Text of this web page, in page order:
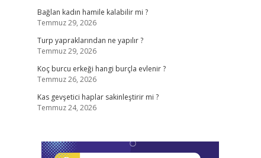
Bağlan kadın hamile kalabilir mi ?
Temmuz 29, 2026
Turp yapraklarından ne yapılır ?
Temmuz 29, 2026
Koç burcu erkeği hangi burçla evlenir ?
Temmuz 26, 2026
Kas gevşetici haplar sakinleştirir mi ?
Temmuz 24, 2026